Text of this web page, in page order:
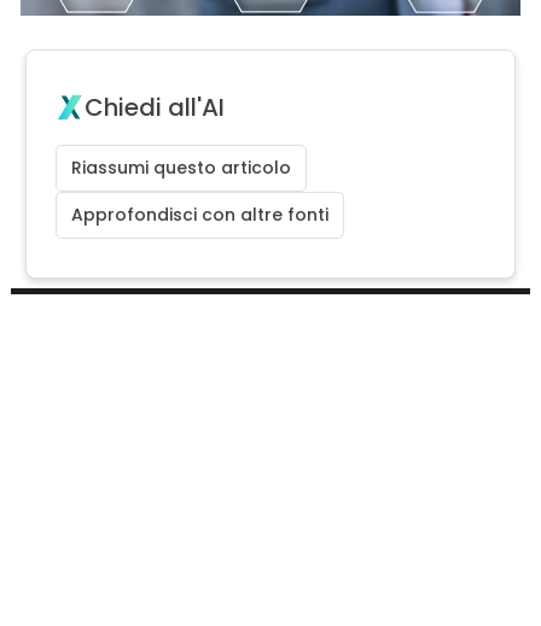
Chiedi all'AI
Riassumi questo articolo
Approfondisci con altre fonti